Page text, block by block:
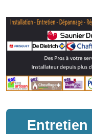
Entretien